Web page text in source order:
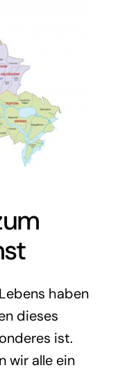
haben
dieses
ist.
wir alle ein